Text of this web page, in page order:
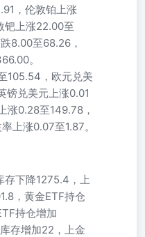
，伦敦铂上涨
钯上涨22.00至
8.00至68.26，
。
105.54，欧元兑美
镑兑美元上涨0.01
涨0.28至149.78，
上涨0.07至1.87。
存下降1275.4，上
，黄金ETF持仓
持仓增加
存增加22，上金